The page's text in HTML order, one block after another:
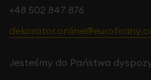
+48 502 847 876
Jesteśmy do Państwa